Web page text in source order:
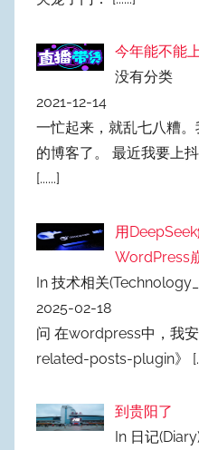
今年能不能
没有分类
2021-12-14
一忙起来，就乱七八糟
的博客了。 最近我要上
[......]
用
WordPress
In 技术相关
2025-02-18
问 在wordpress中，我
related-posts-plugin》
到贵阳了
In 日记